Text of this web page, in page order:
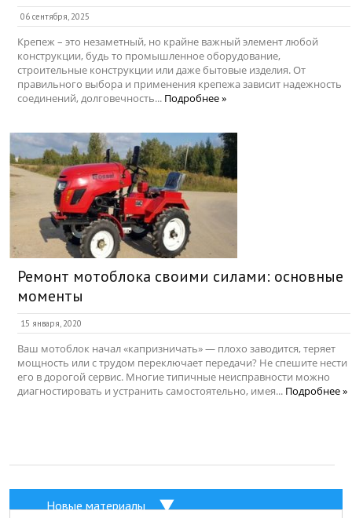
06 сентября, 2025
Крепеж – это незаметный, но крайне важный элемент любой
конструкции, будь то промышленное оборудование,
строительные конструкции или даже бытовые изделия. От
правильного выбора и применения крепежа зависит надежность
соединений, долговечность... Подробнее »
Ремонт мотоблока своими силами: основные
моменты
15 января, 2020
Ваш мотоблок начал «капризничать» — плохо заводится, теряет
мощность или с трудом переключает передачи? Не спешите нести
его в дорогой сервис. Многие типичные неисправности можно
диагностировать и устранить самостоятельно, имея... Подробнее »
Новые материалы